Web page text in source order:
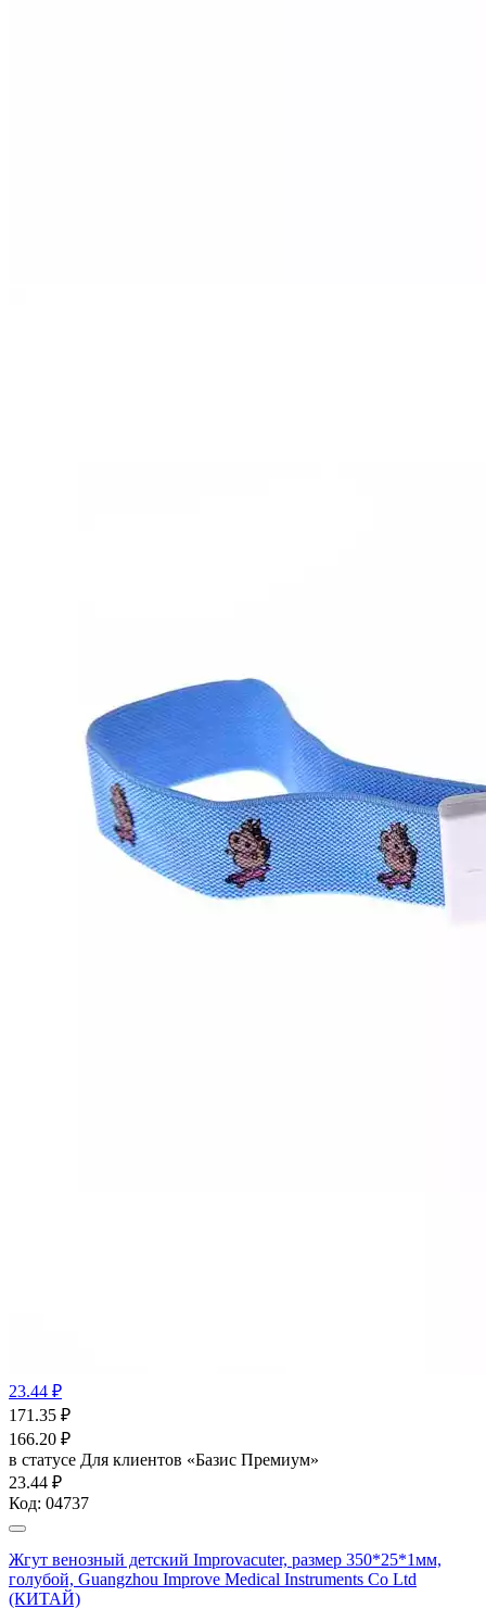
23.44 ₽
171.35 ₽
166.20 ₽
в статусе Для клиентов «Базис Премиум»
23.44 ₽
Код: 04737
Жгут венозный детский Improvacuter, размер 350*25*1мм,
голубой, Guangzhou Improve Medical Instruments Co Ltd
(КИТАЙ)